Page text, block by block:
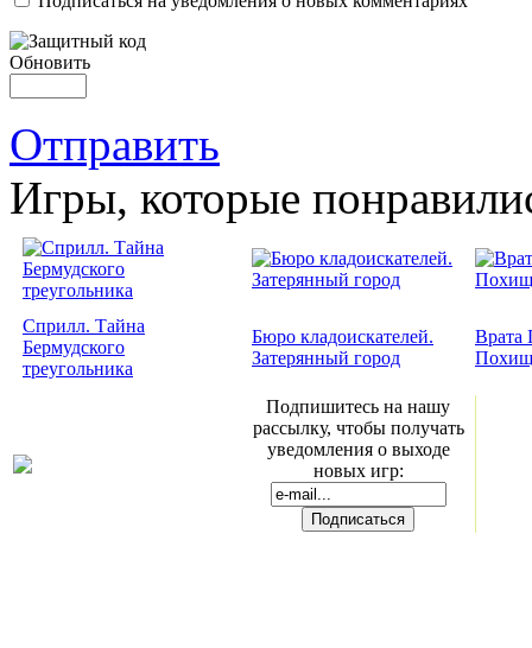
Обновить
Отправить
Игры, которые
Сприлл. Тайна
Бермудского
треугольника
Бюро кладоискателей.
Затерянный город
Врата
Подпишитесь на нашу
рассылку, чтобы получать
уведомления о выходе
новых игр: